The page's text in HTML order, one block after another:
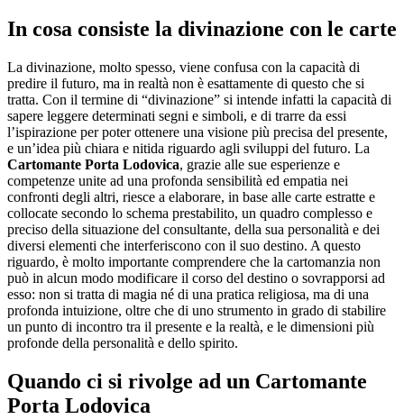
In cosa consiste la divinazione con le carte
La divinazione, molto spesso, viene confusa con la capacità di
predire il futuro, ma in realtà non è esattamente di questo che si
tratta. Con il termine di “divinazione” si intende infatti la capacità di
sapere leggere determinati segni e simboli, e di trarre da essi
l’ispirazione per poter ottenere una visione più precisa del presente,
e un’idea più chiara e nitida riguardo agli sviluppi del futuro. La
Cartomante Porta Lodovica, grazie alle sue esperienze e
competenze unite ad una profonda sensibilità ed empatia nei
confronti degli altri, riesce a elaborare, in base alle carte estratte e
collocate secondo lo schema prestabilito, un quadro complesso e
preciso della situazione del consultante, della sua personalità e dei
diversi elementi che interferiscono con il suo destino. A questo
riguardo, è molto importante comprendere che la cartomanzia non
può in alcun modo modificare il corso del destino o sovrapporsi ad
esso: non si tratta di magia né di una pratica religiosa, ma di una
profonda intuizione, oltre che di uno strumento in grado di stabilire
un punto di incontro tra il presente e la realtà, e le dimensioni più
profonde della personalità e dello spirito.
Quando ci si rivolge ad un Cartomante
Porta Lodovica